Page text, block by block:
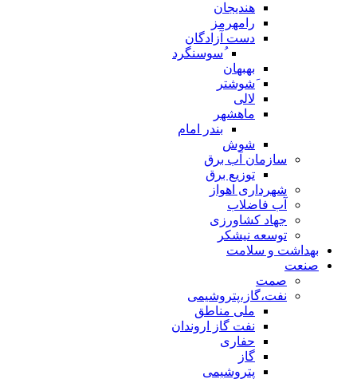
هندیجان
رامهرمز
دست آزادگان
ُسوسنگرد
بهبهان
َشوشتر
لالی
ماهشهر
بندر امام
شوش
سازمان آب برق
توزیع برق
شهرداری اهواز
آب فاضلاب
جهاد کشاورزی
توسعه نیشکر
بهداشت و سلامت
صنعت
صمت
نفت،گاز،پتروشیمی
ملی مناطق
نفت گاز اروندان
حفاری
گاز
پتروشیمی